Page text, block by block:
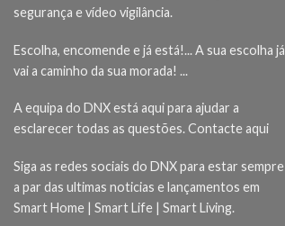
segurança e vídeo vigilância.
Escolha, encomende e já está!... A sua escolha já
vai a caminho da sua morada! ...
A equipa do DNX está aqui para ajudar a
esclarecer todas as questões.Contacte aqui
Siga as redes sociais do DNX para estar sempre
a par das ultimas noticias e lançamentos em
Smart Home | Smart Life | Smart Living.